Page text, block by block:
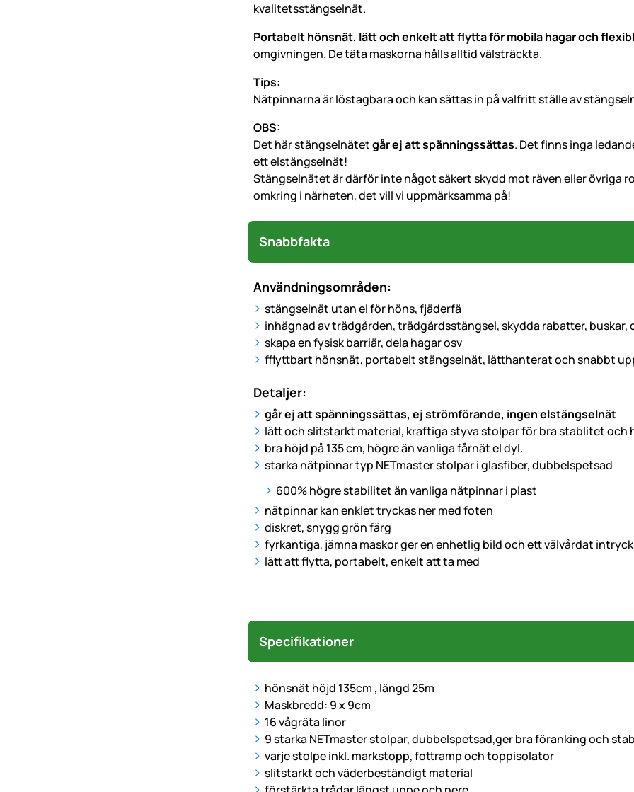
kvalitetsstängselnät.
Portabelt hönsnät, lätt och enkelt att flytta för mobila hagar och
omgivningen. De täta maskorna hålls alltid välsträckta.
Tips:
Nätpinnarna är löstagbara och kan sättas in på valfritt ställe av
OBS:
Det här stängselnätetgår ej att spänningssättas. Det finns inga
ett elstängselnät!
Stängselnätet är därför inte något säkert skydd mot räven eller övriga
omkring i närheten, det vill vi uppmärksamma på!
Snabbfakta
Användningsområden:
stängselnät utan el för höns, fjäderfä
inhägnad av trädgården, trädgårdsstängsel, skydda rabatter, buskar,
skapa en fysisk barriär, dela hagar osv
fflyttbart hönsnät, portabelt stängselnät, lätthanterat och snabbt
Detaljer:
går ej att spänningssättas, ej strömförande, ingen elstängselnät
lätt och slitstarkt material, kraftiga styva stolpar för bra stablitet och
bra höjd på 135 cm, högre än vanliga fårnät el dyl.
starka nätpinnar typ NETmaster stolpar i glasfiber, dubbelspetsad
600% högre stabilitet än vanliga nätpinnar i plast
nätpinnar kan enklet tryckas ner med foten
diskret, snygg grön färg
fyrkantiga, jämna maskor ger en enhetlig bild och ett välvårdat intryck
lätt att flytta, portabelt, enkelt att ta med
Specifikationer
hönsnät höjd 135cm , längd 25m
Maskbredd: 9 x 9cm
16 vågräta linor
9 starka NETmaster stolpar, dubbelspetsad,ger bra föranking och
varje stolpe inkl. markstopp, fottramp och toppisolator
slitstarkt och väderbeständigt material